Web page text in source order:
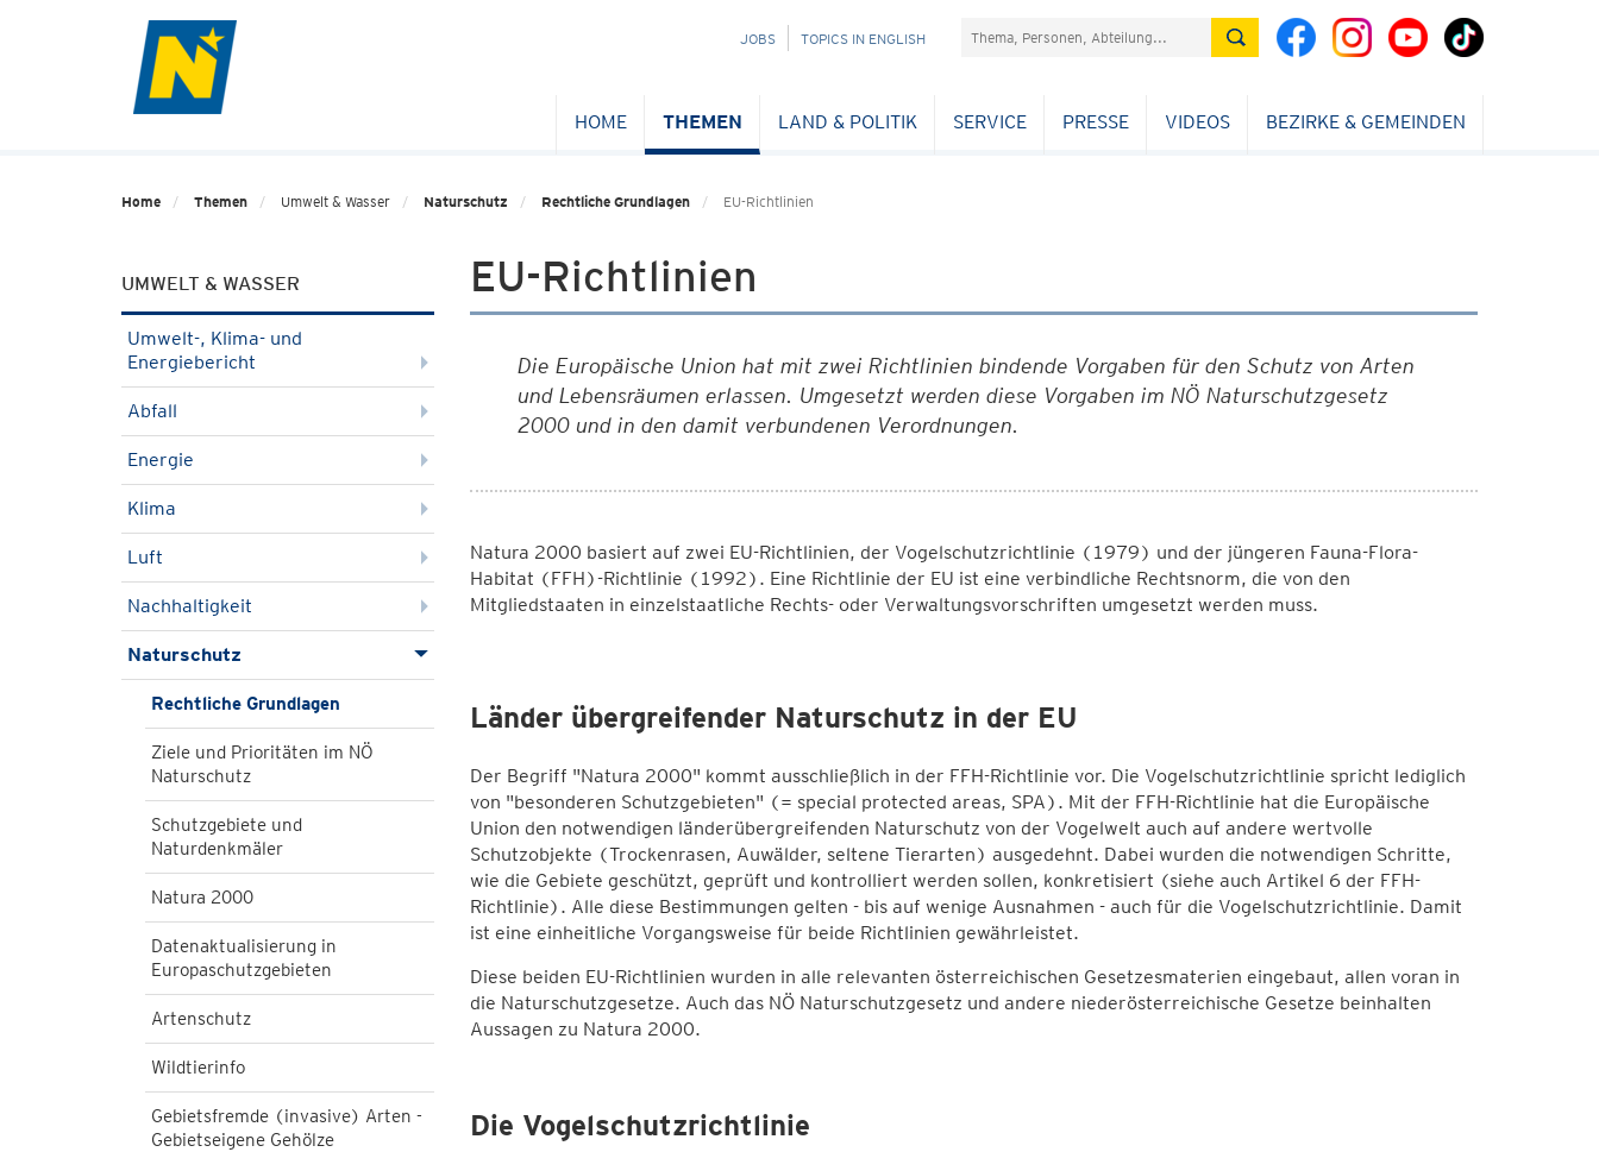
NAVIGATION
JOBS TOPICS IN ENGLISH Suchefeld
HOME THEMEN LAND & POLITIK SERVICE PRESSE VIDEOS BEZIRKE & GEMEINDEN
Home Themen Umwelt & Wasser Naturschutz Rechtliche Grundlagen EU-Richtlinien
UMWELT & WASSER
Umwelt-, Klima- und
Energiebericht
Abfall
Energie
Klima
Luft
Nachhaltigkeit
Naturschutz
Rechtliche Grundlagen
Ziele und Prioritäten im NÖ
Naturschutz
Schutzgebiete und
Naturdenkmäler
Natura 2000
Datenaktualisierung in
Europaschutzgebieten
Artenschutz
Wildtierinfo
Gebietsfremde (invasive) Arten -
Gebietseigene Gehölze
EU-Richtlinien
Die Europäische Union hat mit zwei Richtlinien bindende Vorgaben für den Schutz von Arten
und Lebensräumen erlassen. Umgesetzt werden diese Vorgaben im NÖ Naturschutzgesetz
2000 und in den damit verbundenen Verordnungen.
Natura 2000 basiert auf zwei EU-Richtlinien, der Vogelschutzrichtlinie (1979) und der jüngeren Fauna-Flora-
Habitat (FFH)-Richtlinie (1992). Eine Richtlinie der EU ist eine verbindliche Rechtsnorm, die von den
Mitgliedstaaten in einzelstaatliche Rechts- oder Verwaltungsvorschriften umgesetzt werden muss.
Länder übergreifender Naturschutz in der EU
Der Begriff "Natura 2000" kommt ausschließlich in der FFH-Richtlinie vor. Die Vogelschutzrichtlinie spricht lediglich
von "besonderen Schutzgebieten" (= special protected areas, SPA). Mit der FFH-Richtlinie hat die Europäische
Union den notwendigen länderübergreifenden Naturschutz von der Vogelwelt auch auf andere wertvolle
Schutzobjekte (Trockenrasen, Auwälder, seltene Tierarten) ausgedehnt. Dabei wurden die notwendigen Schritte,
wie die Gebiete geschützt, geprüft und kontrolliert werden sollen, konkretisiert (siehe auch Artikel 6 der FFH-
Richtlinie). Alle diese Bestimmungen gelten - bis auf wenige Ausnahmen - auch für die Vogelschutzrichtlinie. Damit
ist eine einheitliche Vorgangsweise für beide Richtlinien gewährleistet.
Diese beiden EU-Richtlinien wurden in alle relevanten österreichischen Gesetzesmaterien eingebaut, allen voran in
die Naturschutzgesetze. Auch das NÖ Naturschutzgesetz und andere niederösterreichische Gesetze beinhalten
Aussagen zu Natura 2000.
Die Vogelschutzrichtlinie